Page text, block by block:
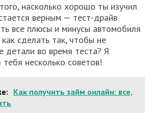
насколько хорошо ты изучил
верным — тест-драйв
все плюсы и минусы автомобиля
сделать так, чтобы не
детали во время теста? Я
несколько советов!
Как получить займ онлайн: все,